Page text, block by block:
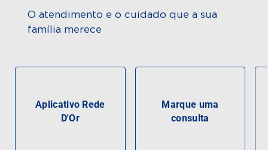
O atendimento e o cuidado que a sua
família merece
Aplicativo Rede
D'Or
Marque uma
consulta